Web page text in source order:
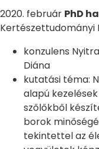
2020. február PhD
Kertészettudományi
konzulens
Diána
kutatási téma:
alapú
szőlőkből
borok
tekintettel az